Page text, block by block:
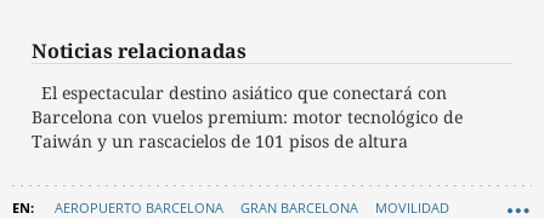
Noticias relacionadas
El espectacular destino asiático que conectará con
Barcelona con vuelos premium: motor tecnológico de
Taiwán y un rascacielos de 101 pisos de altura
AEROPUERTO BARCELONA GRAN BARCELONA MOVILIDAD